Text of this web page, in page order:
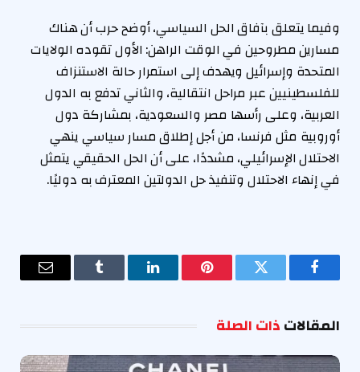
وفيما يتعلق بآفاق الحل السياسي، أوضح حرب أن هناك
مسارين مطروحين في الوقت الراهن: الأول تقوده الولايات
المتحدة وإسرائيل ويهدف إلى استمرار حالة الاستنزاف
للفلسطينيين عبر مراحل انتقالية، والثاني تدفع به الدول
العربية، وعلى رأسها مصر والسعودية، بمشاركة دول
أوروبية مثل فرنسا، من أجل إطلاق مسار سياسي ينهي
الاحتلال الإسرائيلي، مشددًا، على أن الحل الحقيقي يتمثل
في إنهاء الاحتلال وتنفيذ حل الدولتين المعترف به دوليًا.
فيسبوك تويتر بينتيريستلينكدإن Tumblr
البريد
المقالاتذات الصلة